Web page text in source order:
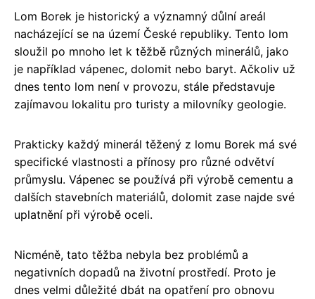
Lom Borek je historický a významný důlní areál
nacházející se na území České republiky. Tento lom
sloužil po mnoho let k těžbě různých minerálů, jako
je například vápenec, dolomit nebo baryt. Ačkoliv už
dnes tento lom není v provozu, stále představuje
zajímavou lokalitu pro turisty a milovníky geologie.
Prakticky každý minerál těžený z lomu Borek má své
specifické vlastnosti a přínosy pro různé odvětví
průmyslu. Vápenec se používá při výrobě cementu a
dalších stavebních materiálů, dolomit zase najde své
uplatnění při výrobě oceli.
Nicméně, tato těžba nebyla bez problémů a
negativních dopadů na životní prostředí. Proto je
dnes velmi důležité dbát na opatření pro obnovu